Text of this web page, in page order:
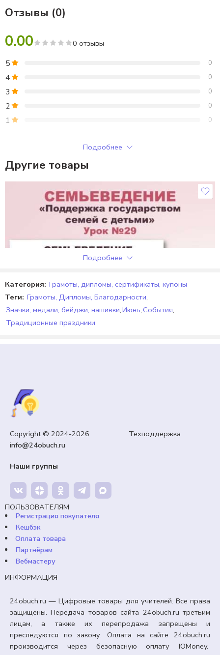
Отзывы (0)
0.00 0 отзывы
5 0
4 0
3 0
2 0
1 0
Только зарегистрированные клиенты, купившие этот товар,
могут публиковать отзывы.
Отзывов пока нет.
Подробнее
Другие товары
МОЯ СЕМЬЯ
Семьеведение. «Поддержка государством семей с
детьми в России». Урок № 29.
99,00₽Кешбэк:
Продавец: 24obuch.ru
В корзину
Подробнее
Категория: Грамоты, дипломы, сертификаты, купоны
Теги: Грамоты, Дипломы, Благодарности,
Значки, медали, бейджи, нашивки,Июнь, События,
Традиционные праздники
Copyright © 2024-2026 Техподдержка
info@24obuch.ru
Наши группы
ПОЛЬЗОВАТЕЛЯМ
Регистрация покупателя
Кешбэк
Оплата товара
Партнёрам
Вебмастеру
ИНФОРМАЦИЯ
24obuch.ru — Цифровые товары для учителей. Все права
защищены. Передача товаров сайта 24obuch.ru третьим
лицам, а также их перепродажа запрещены и
преследуются по закону. Оплата на сайте 24obuch.ru
производится через безопасную оплату ЮMoney.